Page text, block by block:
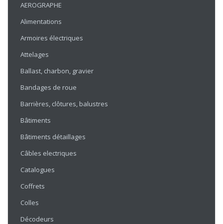
AEROGRAPHE
Alimentations
Armoires électriques
Attelages
Ballast, charbon, gravier
Bandages de roue
Barrières, clôtures, balustres
Bâtiments
Bâtiments détaillages
Câbles electriques
Catalogues
Coffrets
Colles
Décodeurs